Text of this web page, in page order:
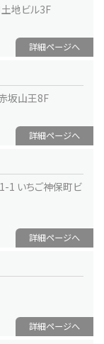
地ビル3F
詳細ページへ
坂山王8F
詳細ページへ
1 いちご神保町ビ
詳細ページへ
詳細ページへ